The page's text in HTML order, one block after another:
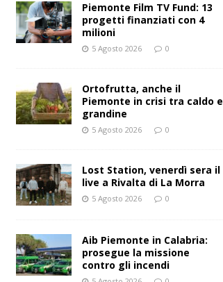
Piemonte Film TV Fund: 13
progetti finanziati con 4
milioni
5 Agosto 2026 0
Ortofrutta, anche il
Piemonte in crisi tra caldo e
grandine
5 Agosto 2026 0
Lost Station, venerdì sera il
live a Rivalta di La Morra
5 Agosto 2026 0
Aib Piemonte in Calabria:
prosegue la missione
contro gli incendi